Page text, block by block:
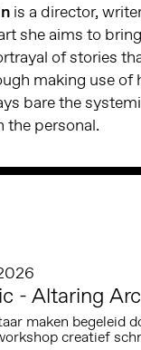
is a director,
she aims to
of stories
making use of
bare the
the personal.
- Altaring
maken begeleid
creatief